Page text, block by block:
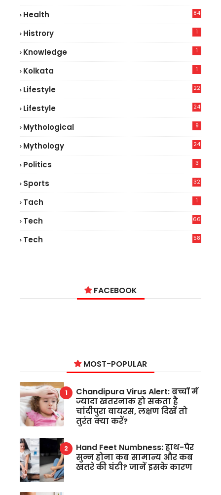
Health
84
Histrory 1
Knowledge 1
Kolkata 1
Lifestyle
22
Lifestyle
24
Mythological 9
Mythology 24
Politics 3
Sports 32
Tach 1
Tech
66
Tech
58
FACEBOOK
MOST-POPULAR
Chandipura Virus Alert: बच्चों में
ज्यादा खतरनाक हो सकता है
चांदीपुरा वायरस, लक्षण दिखें तो
तुरंत क्या करें?
Hand Feet Numbness: हाथ-पैर
सुन्न होना कब सामान्य और कब
खतरे की घंटी? जानें इसके कारण